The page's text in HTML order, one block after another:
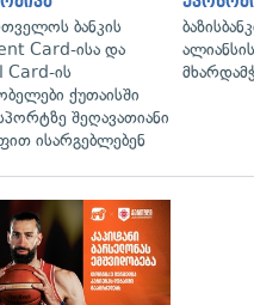
ბანკის
Card-ისა და
Card-ის
ქუთაისში
შეღავათიანი
ისარგებლებენ